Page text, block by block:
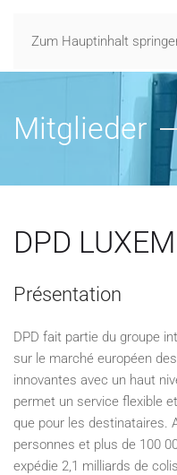
Zum Hauptinhalt
Mitglieder
DPD
Présentation
DPD fait partie du groupe
sur le marché européen
innovantes avec un haut
permet un service flexible
que pour les destinataires.
personnes et plus de 100
expédie 2,1 milliards de